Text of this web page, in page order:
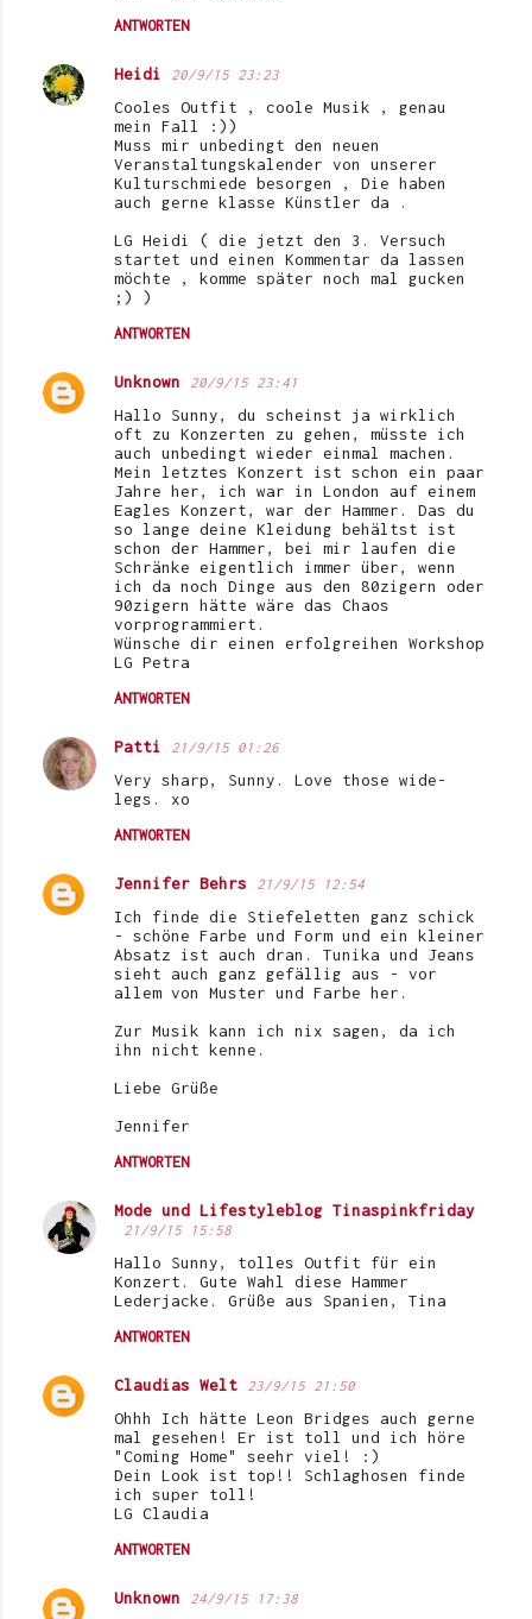
ANTWORTEN
Heidi 20/9/15 23:23
Cooles Outfit , coole Musik , genau
mein Fall :))
Muss mir unbedingt den neuen
Veranstaltungskalender von unserer
Kulturschmiede besorgen , Die haben
auch gerne klasse Künstler da .
LG Heidi ( die jetzt den 3. Versuch
startet und einen Kommentar da lassen
möchte , komme später noch mal gucken
;) )
ANTWORTEN
Unknown 20/9/15 23:41
Hallo Sunny, du scheinst ja wirklich
oft zu Konzerten zu gehen, müsste ich
auch unbedingt wieder einmal machen.
Mein letztes Konzert ist schon ein paar
Jahre her, ich war in London auf einem
Eagles Konzert, war der Hammer. Das du
so lange deine Kleidung behältst ist
schon der Hammer, bei mir laufen die
Schränke eigentlich immer über, wenn
ich da noch Dinge aus den 80zigern oder
90zigern hätte wäre das Chaos
vorprogrammiert.
Wünsche dir einen erfolgreihen Workshop
LG Petra
ANTWORTEN
Patti 21/9/15 01:26
Very sharp, Sunny. Love those wide-
legs. xo
ANTWORTEN
Jennifer Behrs 21/9/15 12:54
Ich finde die Stiefeletten ganz schick
- schöne Farbe und Form und ein kleiner
Absatz ist auch dran. Tunika und Jeans
sieht auch ganz gefällig aus - vor
allem von Muster und Farbe her.
Zur Musik kann ich nix sagen, da ich
ihn nicht kenne.
Liebe Grüße
Jennifer
ANTWORTEN
Mode und Lifestyleblog Tinaspinkfriday
21/9/15 15:58
Hallo Sunny, tolles Outfit für ein
Konzert. Gute Wahl diese Hammer
Lederjacke. Grüße aus Spanien, Tina
ANTWORTEN
Claudias Welt 23/9/15 21:50
Ohhh Ich hätte Leon Bridges auch gerne
mal gesehen! Er ist toll und ich höre
"Coming Home" seehr viel! :)
Dein Look ist top!! Schlaghosen finde
ich super toll!
LG Claudia
ANTWORTEN
Unknown 24/9/15 17:38